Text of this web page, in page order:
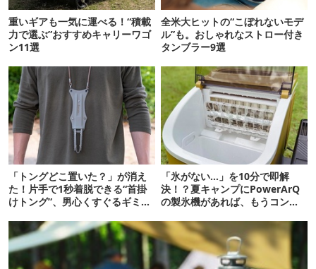
重いギアも一気に運べる！“積載
力で選ぶ”おすすめキャリーワゴ
ン11選
全米大ヒットの“こぼれないモデ
ル”も。おしゃれなストロー付き
タンブラー9選
「トングどこ置いた？」が消え
た！片手で1秒着脱できる“首掛
けトング”、男心くすぐるギミッ
「氷がない…」を10分で即解
決！？夏キャンプにPowerArQ
の製氷機があれば、もうコンビ